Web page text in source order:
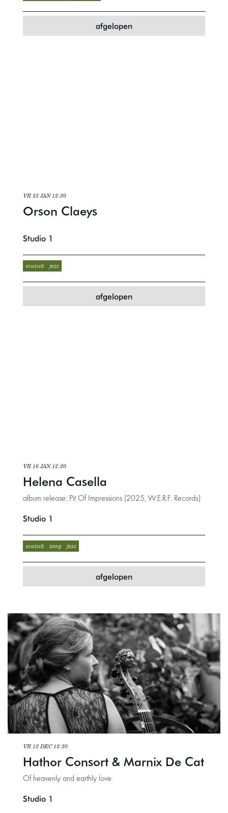
afgelopen
Orson Claeys
VR 23 JAN 12:30
Studio 1
muziek jazz
afgelopen
Helena Casella
album release: Pit Of Impressions (2025, W.E.R.F. Records)
VR 16 JAN 12:30
Studio 1
muziek zang jazz
afgelopen
Hathor Consort & Marnix De Cat
Of heavenly and earthly love
VR 12 DEC12:30
Studio 1